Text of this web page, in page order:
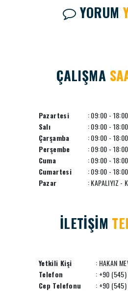
YORUM
ÇALIŞMA
Pazartesi
: 09:00 - 18:00
Salı
: 09:00 - 18:00
Çarşamba
: 09:00 - 18:00
Perşembe
: 09:00 - 18:00
Cuma
: 09:00 - 18:00
Cumartesi
: 09:00 - 18:00
Pazar
: KAPALIYIZ -
İLETİŞİM
Yetkili Kişi
: HAKAN
Telefon
: +90
Cep Telefonu
: +90